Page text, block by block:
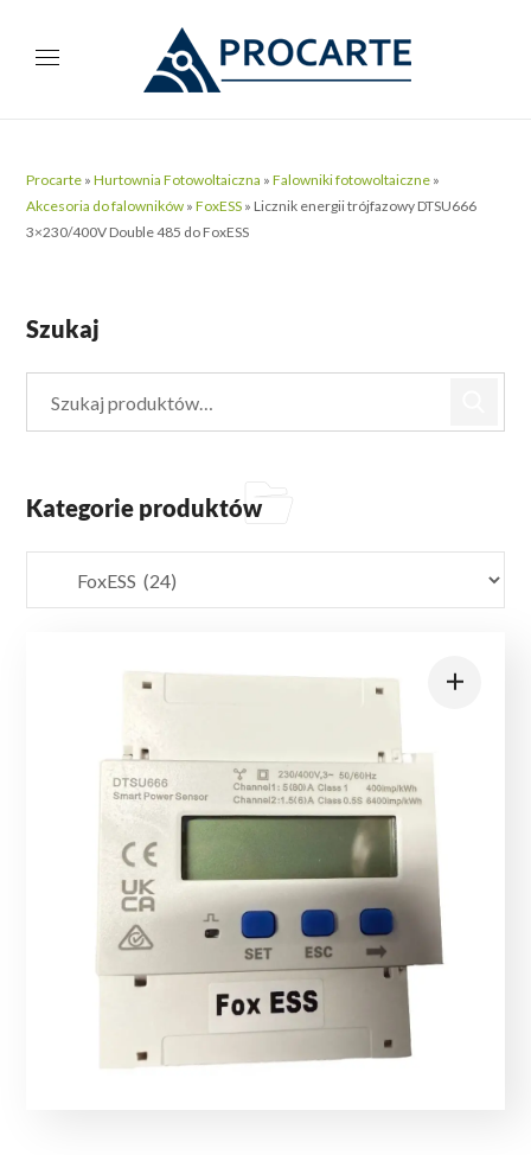
Procarte »Hurtownia Fotowoltaiczna »Falowniki fotowoltaiczne »
Akcesoria do falowników »FoxESS » Licznik energii trójfazowy DTSU666
3×230/400V Double 485 do FoxESS
Szukaj
Kategorie produktów